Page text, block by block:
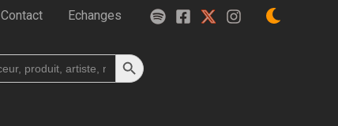
Contact Echanges
Search Button